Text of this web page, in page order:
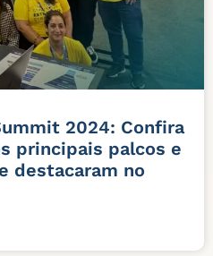
2024: Confira
principais palcos e
destacaram no